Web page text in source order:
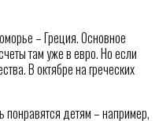
– Греция. Основное
там уже в евро. Но если
В октябре на греческих
понравятся детям – например,